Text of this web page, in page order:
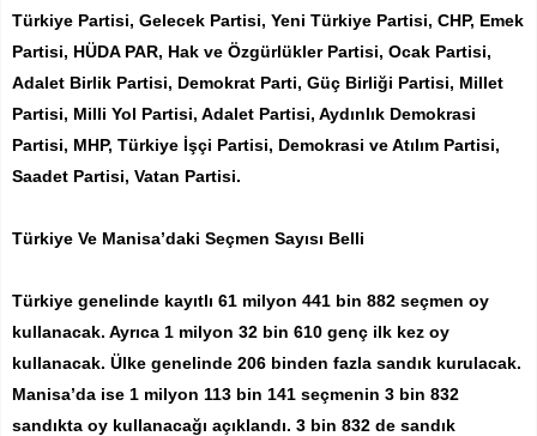
Türkiye Partisi, Gelecek Partisi, Yeni Türkiye Partisi, CHP, Emek
Partisi, HÜDA PAR, Hak ve Özgürlükler Partisi, Ocak Partisi,
Adalet Birlik Partisi, Demokrat Parti, Güç Birliği Partisi, Millet
Partisi, Milli Yol Partisi, Adalet Partisi, Aydınlık Demokrasi
Partisi, MHP, Türkiye İşçi Partisi, Demokrasi ve Atılım Partisi,
Saadet Partisi, Vatan Partisi.
Türkiye Ve Manisa’daki Seçmen Sayısı Belli
Türkiye genelinde kayıtlı 61 milyon 441 bin 882 seçmen oy
kullanacak. Ayrıca 1 milyon 32 bin 610 genç ilk kez oy
kullanacak. Ülke genelinde 206 binden fazla sandık kurulacak.
Manisa’da ise 1 milyon 113 bin 141 seçmenin 3 bin 832
sandıkta oy kullanacağı açıklandı. 3 bin 832 de sandık